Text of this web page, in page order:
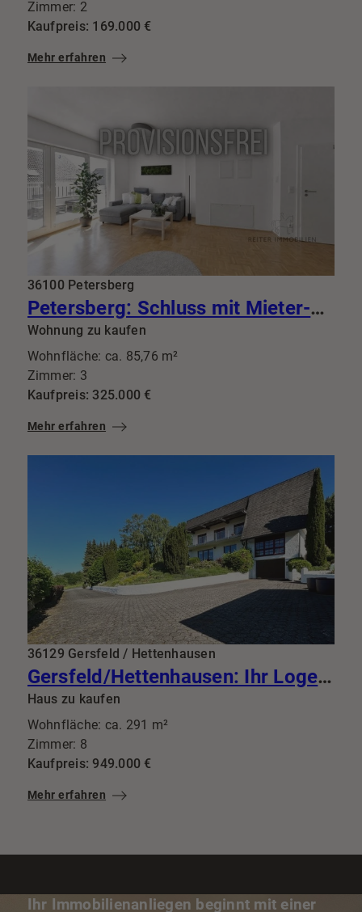
Zimmer: 2
Kaufpreis: 169.000 €
Mehr erfahren
36100 Petersberg
Petersberg: Schluss mit Mieter-Lotto: Diese 3-Zimmer-Perle mit Balkon bringt Top-Mieter gleich mit
Wohnung zu kaufen
Wohnfläche: ca. 85,76 m²
Zimmer: 3
Kaufpreis: 325.000 €
Mehr erfahren
36129 Gersfeld / Hettenhausen
Gersfeld/Hettenhausen: Ihr Logenplatz im Grünen: Wo diskreter Luxus auf vollendete Privatsphäre trifft
Haus zu kaufen
Wohnfläche: ca. 291 m²
Zimmer: 8
Kaufpreis: 949.000 €
Mehr erfahren
Ihr Immobilienanliegen beginnt mit einer